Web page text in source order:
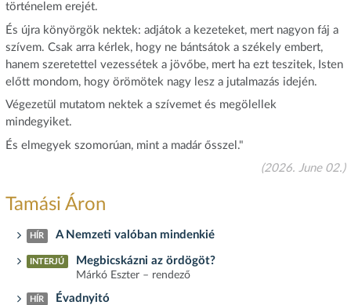
történelem erejét.
És újra könyörgök nektek: adjátok a kezeteket, mert nagyon fáj a
szívem. Csak arra kérlek, hogy ne bántsátok a székely embert,
hanem szeretettel vezessétek a jövőbe, mert ha ezt teszitek, Isten
előtt mondom, hogy örömötek nagy lesz a jutalmazás idején.
Végezetül mutatom nektek a szívemet és megölellek
mindegyiket.
És elmegyek szomorúan, mint a madár ősszel."
(2026. June 02.)
Tamási Áron
HÍR A Nemzeti valóban mindenkié
INTERJÚ Megbicskázni az ördögöt?
Márkó Eszter – rendező
HÍR Évadnyitó